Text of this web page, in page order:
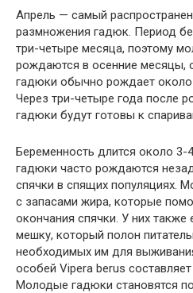
Апрель — самый
размножения гадюк. Период
три-четыре месяца, поэтому
рождаются в осенние месяцы,
гадюки обычно рождает
Через три-четыре года после
гадюки будут готовы к
Беременность длится около
гадюки часто рождаются
спячки в спящих популяциях.
с запасами жира, которые
окончания спячки. У них
мешку, который полон
необходимых им для
особей Vipera berus
Молодые гадюки становятся